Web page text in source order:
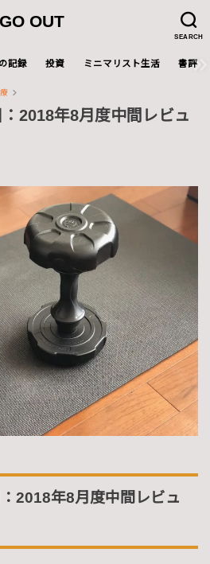
SEARCH
GO OUT
記録 投資 ミニマリスト生活 書評
2018年8月度中間レビュ
2018年8月度中間レビュ